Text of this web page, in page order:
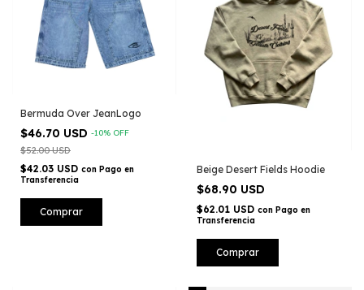
Bermuda Over JeanLogo
$46.70 USD -10% OFF
$52.00 USD
$42.03 USD con Pago en
Transferencia
Comprar
Beige Desert Fields Hoodie
$68.90 USD
$62.01 USD con Pago en
Transferencia
Comprar